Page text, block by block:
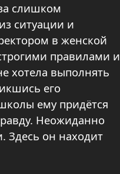
слишком
ситуации и
в женской
правилами и
хотела выполнять
его
ему придётся
Неожиданно
Здесь он находит